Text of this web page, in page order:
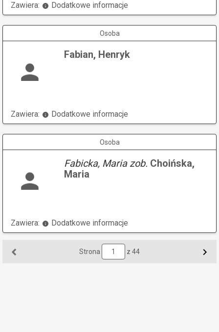
Zawiera: Dodatkowe informacje
Osoba
Fabian, Henryk
Zawiera: Dodatkowe informacje
Osoba
Fabicka, Maria zob. Choińska,
Maria
Zawiera: Dodatkowe informacje
Strona z 44